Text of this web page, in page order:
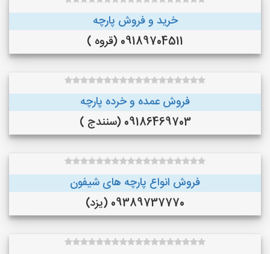
خرید و فروش پارچه
09189704511 (قروه )
فروش عمده و خرده پارچه
09186469703 (سنندج )
فروش انواع پارچه های شیفون
09389737770 (یزد)